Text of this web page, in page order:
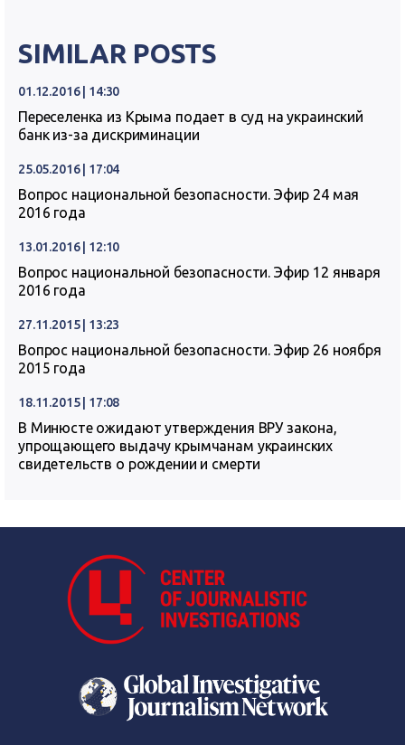
SIMILAR POSTS
01.12.2016 | 14:30
Переселенка из Крыма подает в суд на украинский
банк из-за дискриминации
25.05.2016 | 17:04
Вопрос национальной безопасности. Эфир 24 мая
2016 года
13.01.2016 | 12:10
Вопрос национальной безопасности. Эфир 12 января
2016 года
27.11.2015 | 13:23
Вопрос национальной безопасности. Эфир 26 ноября
2015 года
18.11.2015 | 17:08
В Минюсте ожидают утверждения ВРУ закона,
упрощающего выдачу крымчанам украинских
свидетельств о рождении и смерти